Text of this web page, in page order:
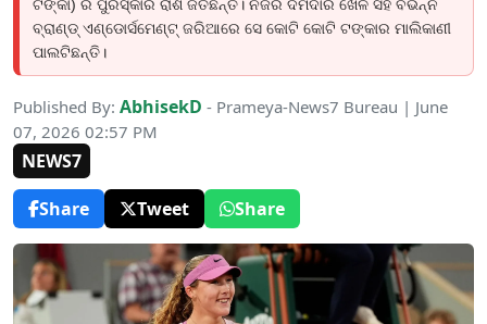
ଟଙ୍କା) ର ପୁରସ୍କାର ରାଶି ଜିତିଛନ୍ତି। ନିଜର ଦମଦାର ଖେଳ ସହ ବିଭିନ୍ନ
ବ୍ରାଣ୍ଡ୍ ଏଣ୍ଡୋର୍ସମେଣ୍ଟ୍ ଜରିଆରେ ସେ କୋଟି କୋଟି ଟଙ୍କାର ମାଲିକାଣୀ
ପାଲଟିଛନ୍ତି।
Published By: AbhisekD - Prameya-News7 Bureau | June
07, 2026 02:57 PM
NEWS7
Share
Tweet Share